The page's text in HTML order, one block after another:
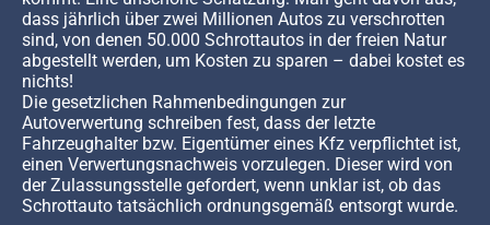
dass jährlich über zwei Millionen Autos zu verschrotten
sind, von denen 50.000 Schrottautos in der freien Natur
abgestellt werden, um Kosten zu sparen – dabei kostet es
nichts!
Die gesetzlichen Rahmenbedingungen zur
Autoverwertung schreiben fest, dass der letzte
Fahrzeughalter bzw. Eigentümer eines Kfz verpflichtet ist,
einen Verwertungsnachweis vorzulegen. Dieser wird von
der Zulassungsstelle gefordert, wenn unklar ist, ob das
Schrottauto tatsächlich ordnungsgemäß entsorgt wurde.